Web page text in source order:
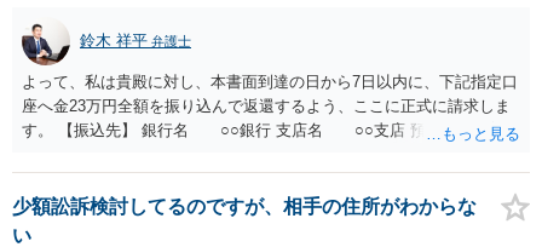
鈴木 祥平 弁護士
よって、私は貴殿に対し、本書面到達の日から7日以内に、下記指定口
座へ金23万円全額を振り込んで返還するよう、ここに正式に請求しま
す。 【振込先】 銀行名 ○○銀行 支店名 ○○支店 預金種別 普通
されない場合には、貴殿には任意に返金する意思がないものと判断
し、やむを得ず、返還金23万円及びこれに対する遅延損害金の支払い
を求める民事訴訟、支払督促その他必要な法的手続を直ちに講じま
少額訟訴検討してるのですが、相手の住所がわからな
い